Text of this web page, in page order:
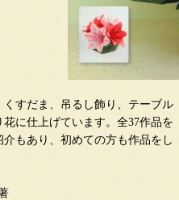
すだま、吊るし飾り、テーブル
に仕上げています。全37作品を
もあり、初めての方も作品をし